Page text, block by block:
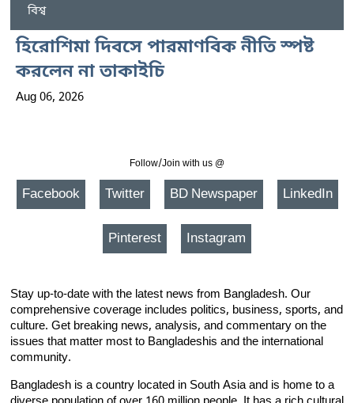
বিশ্ব
হিরোশিমা দিবসে পারমাণবিক নীতি স্পষ্ট
করলেন না তাকাইচি
Aug 06, 2026
Follow/Join with us @
Facebook Twitter BD Newspaper LinkedIn
Pinterest Instagram
Stay up-to-date with the latest news from Bangladesh. Our
comprehensive coverage includes politics, business, sports, and
culture. Get breaking news, analysis, and commentary on the
issues that matter most to Bangladeshis and the international
community.
Bangladesh is a country located in South Asia and is home to a